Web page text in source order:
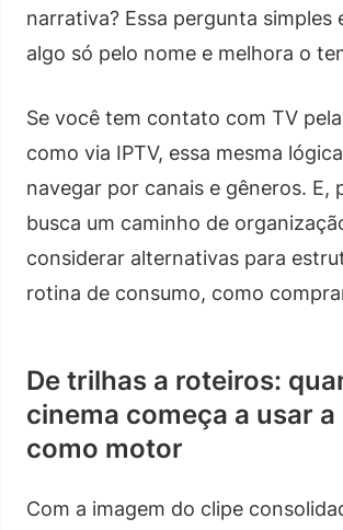
narrativa? Essa pergunta simples
algo só pelo nome e melhora o
Se você tem contato com TV
como via IPTV, essa mesma
navegar por canais e gêneros. E,
busca um caminho de
considerar alternativas para
rotina de consumo, como
De trilhas a roteiros:
cinema começa a usar
como motor
Com a imagem do clipe